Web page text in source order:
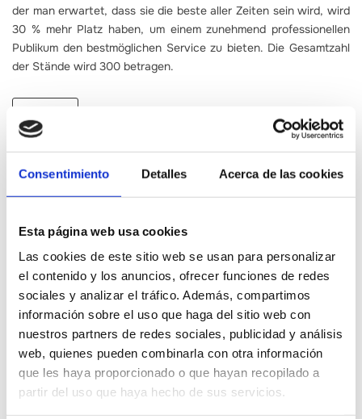
Consentimiento Detalles Acerca de las cookies
Esta página web usa cookies
Las cookies de este sitio web se usan para personalizar
el contenido y los anuncios, ofrecer funciones de redes
sociales y analizar el tráfico. Además, compartimos
información sobre el uso que haga del sitio web con
nuestros partners de redes sociales, publicidad y análisis
web, quienes pueden combinarla con otra información
que les haya proporcionado o que hayan recopilado a
partir del uso que haya hecho de sus servicios.
der man erwartet, dass sie die beste aller Zeiten sein wird, wird
30 % mehr Platz haben, um einem zunehmend professionellen
Publikum den bestmöglichen Service zu bieten. Die Gesamtzahl
der Stände wird 300 betragen.
Verwandte Inhalte